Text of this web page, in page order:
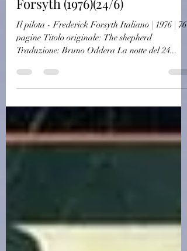
(364) Il pilota - Frederick
Forsyth (1976)(24/6)
Il pilota - Frederick Forsyth Italiano | 1976 | 76
Traduzione: Bruno Oddera La notte del 24...